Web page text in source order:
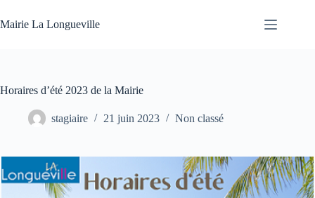
Mairie La Longueville
Horaires d’été 2023 de la Mairie
stagiaire 21 juin 2023 Non classé